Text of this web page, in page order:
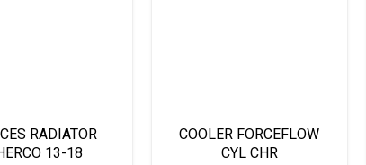
RADIATOR
13-18
COOLER FORCEFLOW
CYL CHR